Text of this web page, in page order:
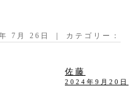
7月 26日 ｜ カテゴリー：
佐藤
2024年9月20日